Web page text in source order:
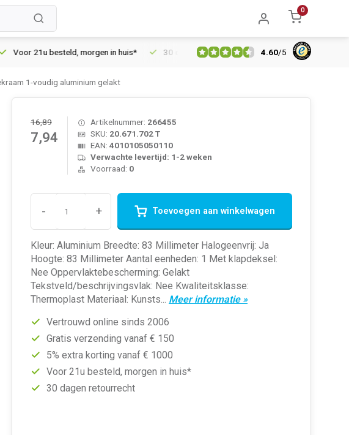
0
Voor 21u besteld, morgen in huis* 30 dagen retourrecht Vertrouwd online sinds
4.60/5
1-voudig aluminium gelakt
16,89
7,94
Artikelnummer: 266455
SKU: 20.671.702 T
EAN: 4010105050110
Verwachte levertijd: 1-2 weken
Voorraad: 0
- + Toevoegen aan winkelwagen
Kleur: Aluminium Breedte: 83 Millimeter Halogeenvrij: Ja
Hoogte: 83 Millimeter Aantal eenheden: 1 Met klapdeksel:
Nee Oppervlaktebescherming: Gelakt
Tekstveld/beschrijvingsvlak: Nee Kwaliteitsklasse:
Thermoplast Materiaal: Kunsts... Meer informatie »
Vertrouwd online sinds 2006
Gratis verzending vanaf € 150
5% extra korting vanaf € 1000
Voor 21u besteld, morgen in huis*
30 dagen retourrecht